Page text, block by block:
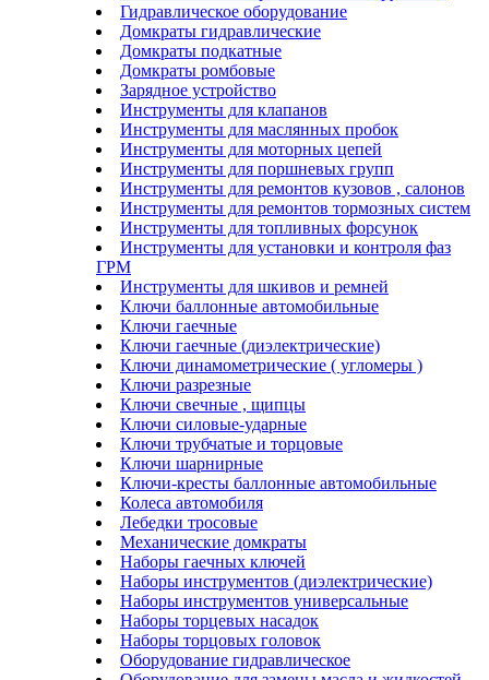
Гидравлическое оборудование
Домкраты гидравлические
Домкраты подкатные
Домкраты ромбовые
Зарядное устройство
Инструменты для клапанов
Инструменты для маслянных пробок
Инструменты для моторных цепей
Инструменты для поршневых групп
Инструменты для ремонтов кузовов , салонов
Инструменты для ремонтов тормозных систем
Инструменты для топливных форсунок
Инструменты для установки и контроля фаз
ГРМ
Инструменты для шкивов и ремней
Ключи баллонные автомобильные
Ключи гаечные
Ключи гаечные (диэлектрические)
Ключи динамометрические ( угломеры )
Ключи разрезные
Ключи свечные , щипцы
Ключи силовые-ударные
Ключи трубчатые и торцовые
Ключи шарнирные
Ключи-кресты баллонные автомобильные
Колеса автомобиля
Лебедки тросовые
Механические домкраты
Наборы гаечных ключей
Наборы инструментов (диэлектрические)
Наборы инструментов универсальные
Наборы торцевых насадок
Наборы торцовых головок
Оборудование гидравлическое